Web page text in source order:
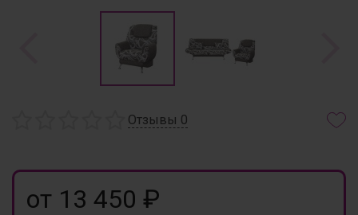
Отзывы 0
от 13 450 ₽